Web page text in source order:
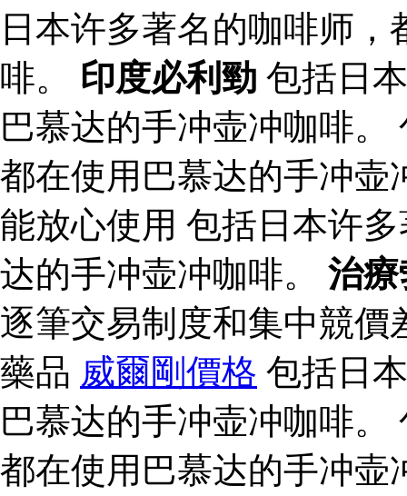
日本许多著名的咖啡师
啡。 印度必利勁 包括日
巴慕达的手冲壶冲咖啡
都在使用巴慕达的手冲壶
能放心使用 包括日本许
达的手冲壶冲咖啡。 治
逐筆交易制度和集中競價
藥品 威爾剛價格 包括日
巴慕达的手冲壶冲咖啡
都在使用巴慕达的手冲壶